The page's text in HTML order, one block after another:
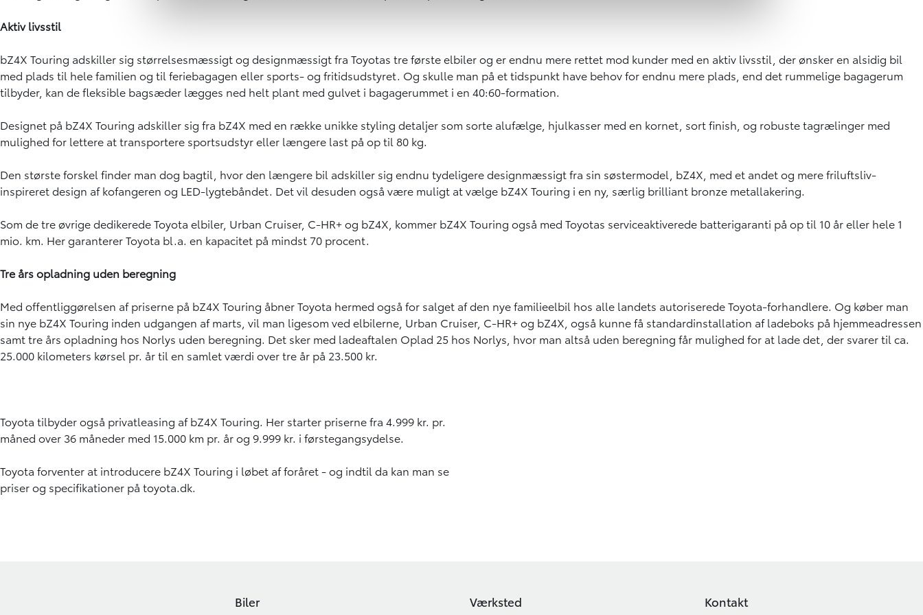
Aktiv livsstil
bZ4X Touring adskiller sig størrelsesmæssigt og designmæssigt fra Toyotas tre første elbiler og er endnu mere rettet mod kunder med en aktiv livsstil, der ønsker en alsidig bil
med plads til hele familien og til feriebagagen eller sports- og fritidsudstyret. Og skulle man på et tidspunkt have behov for endnu mere plads, end det rummelige bagagerum
tilbyder, kan de fleksible bagsæder lægges ned helt plant med gulvet i bagagerummet i en 40:60-formation.
Designet på bZ4X Touring adskiller sig fra bZ4X med en række unikke styling detaljer som sorte alufælge, hjulkasser med en kornet, sort finish, og robuste tagrælinger med
mulighed for lettere at transportere sportsudstyr eller længere last på op til 80 kg.
Den største forskel finder man dog bagtil, hvor den længere bil adskiller sig endnu tydeligere designmæssigt fra sin søstermodel, bZ4X, med et andet og mere friluftsliv-
inspireret design af kofangeren og LED-lygtebåndet. Det vil desuden også være muligt at vælge bZ4X Touring i en ny, særlig brilliant bronze metallakering.
Som de tre øvrige dedikerede Toyota elbiler, Urban Cruiser, C-HR+ og bZ4X, kommer bZ4X Touring også med Toyotas serviceaktiverede batterigaranti på op til 10 år eller hele 1
mio. km. Her garanterer Toyota bl.a. en kapacitet på mindst 70 procent.
Tre års opladning uden beregning
Med offentliggørelsen af priserne på bZ4X Touring åbner Toyota hermed også for salget af den nye familieelbil hos alle landets autoriserede Toyota-forhandlere. Og køber man
sin nye bZ4X Touring inden udgangen af marts, vil man ligesom ved elbilerne, Urban Cruiser, C-HR+ og bZ4X, også kunne få standardinstallation af ladeboks på hjemmeadressen
samt tre års opladning hos Norlys uden beregning. Det sker med ladeaftalen Oplad 25 hos Norlys, hvor man altså uden beregning får mulighed for at lade det, der svarer til ca.
25.000 kilometers kørsel pr. år til en samlet værdi over tre år på 23.500 kr.
Toyota tilbyder også privatleasing af bZ4X Touring. Her starter priserne fra 4.999 kr. pr.
måned over 36 måneder med 15.000 km pr. år og 9.999 kr. i førstegangsydelse.
Toyota forventer at introducere bZ4X Touring i løbet af foråret - og indtil da kan man se
priser og specifikationer på toyota.dk.
Biler Værksted Kontakt